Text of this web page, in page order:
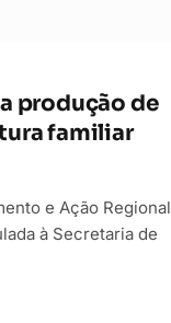
produção de
familiar
e Ação Regional
à Secretaria de